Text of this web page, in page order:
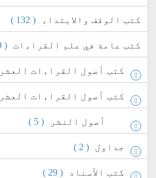
كتب الوقف والابتداء ( 132 )
كتب عامة في علم القراءات ( 909 )
كتب أصول القراءات
كتب أصول القراءات
أصول النشر ( 5 )
جداول ( 2 )
كتب الأسناد ( 29 )